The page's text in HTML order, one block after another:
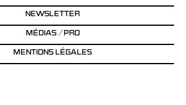
NEWSLETTER
MÉDIAS / PRO
MENTIONS LÉGALES